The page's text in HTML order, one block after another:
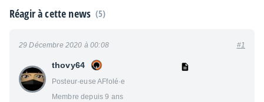
Réagir à cette news (5)
thovy64
Posteur·euse AFfolé·e
Membre depuis 9 ans
29 Décembre 2020 à 00:08 #1